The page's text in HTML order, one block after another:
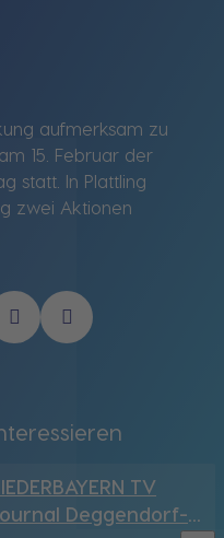
aufmerksam zu
15. Februar der
statt. In Plattling
zwei Aktionen
TV
Deggendorf-